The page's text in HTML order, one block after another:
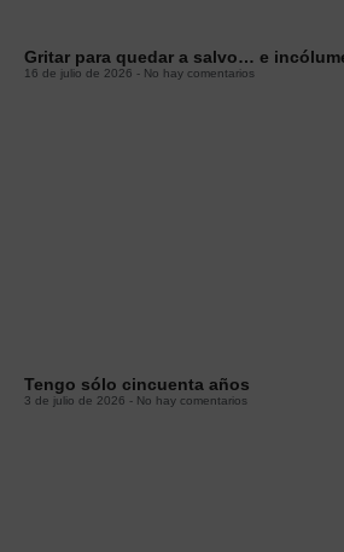
Gritar para quedar a salvo… e
16 de julio de 2026 No hay comentarios
Tengo sólo cincuenta años
3 de julio de 2026 No hay comentarios